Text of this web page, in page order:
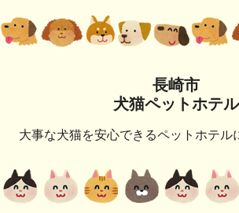
長崎市
犬猫ペットホテル
大事な犬猫を安心できるペットホテル